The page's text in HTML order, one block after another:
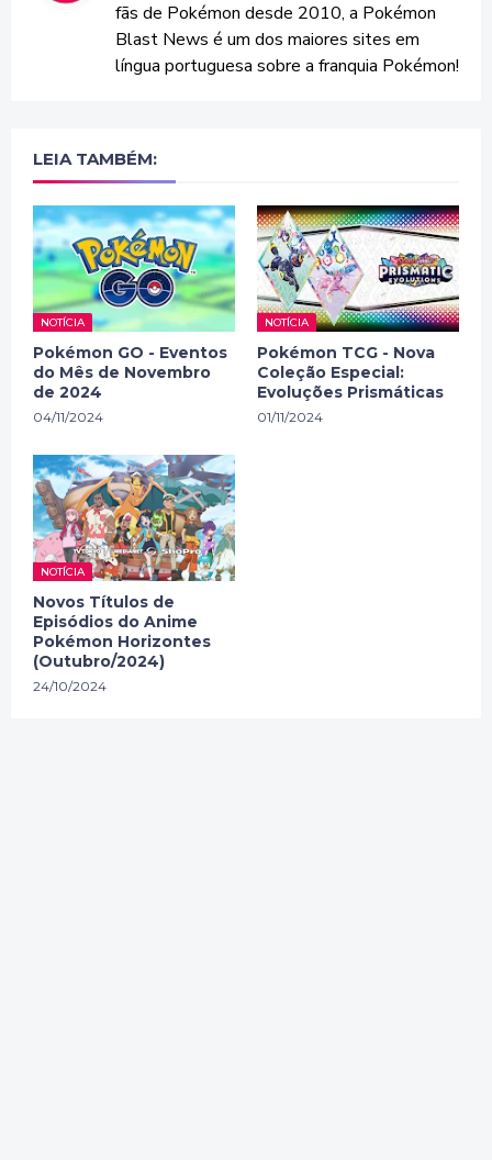
fãs de Pokémon desde 2010, a Pokémon
Blast News é um dos maiores sites em
língua portuguesa sobre a franquia Pokémon!
LEIA TAMBÉM:
NOTÍCIA
Pokémon GO - Eventos
do Mês de Novembro
de 2024
04/11/2024
NOTÍCIA
Pokémon TCG - Nova
Coleção Especial:
Evoluções Prismáticas
01/11/2024
NOTÍCIA
Novos Títulos de
Episódios do Anime
Pokémon Horizontes
(Outubro/2024)
24/10/2024